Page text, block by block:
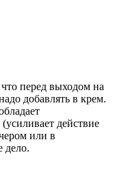
перед выходом на
добавлять в крем.
действие
или в
дело.